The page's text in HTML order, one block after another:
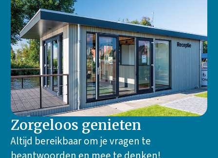
Zorgeloos genieten
Altijd bereikbaar om je vragen te